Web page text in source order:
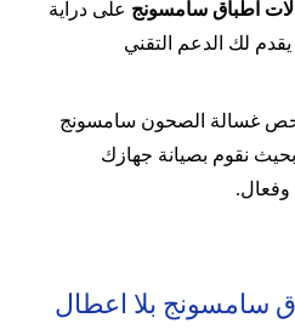
اطباق سامسونج على دراية
لك الدعم التقني
غسالة الصحون سامسونج
نقوم بصيانة جهازك
وفعال.
سامسونج بلا اعطال